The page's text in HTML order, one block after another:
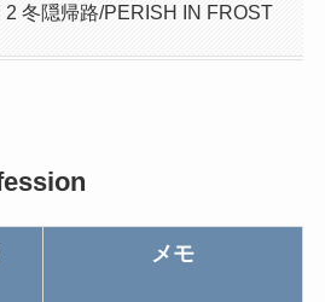
2 冬隠帰路/PERISH IN FROST
メモ